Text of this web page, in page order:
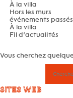
À la villa
Hors les murs
événements passés
À la villa
Fil d’actualités
Vous cherchez
SITES WEB